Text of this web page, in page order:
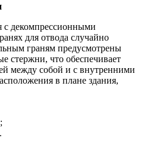
с декомпрессионными
для отвода случайно
граням предусмотрены
стержни, что обеспечивает
между собой и с внутренними
в плане здания,